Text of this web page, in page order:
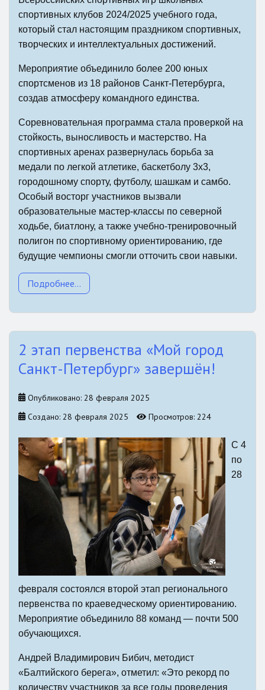
спортивных клубов 2024/2025 учебного года,
который стал настоящим праздником спортивных,
творческих и интеллектуальных достижений.
Мероприятие объединило более 200 юных
спортсменов из 18 районов Санкт-Петербурга,
создав атмосферу командного единства.
Соревновательная программа стала проверкой на
стойкость, выносливость и мастерство. На
спортивных аренах развернулась борьба за
медали по легкой атлетике, баскетболу 3х3,
городошному спорту, футболу, шашкам и самбо.
Особый восторг участников вызвали
образовательные мастер-классы по северной
ходьбе, биатлону, а также учебно-тренировочный
полигон по спортивному ориентированию, где
будущие чемпионы смогли отточить свои навыки.
Подробнее...
2 этап первенства «Мой город
Санкт-Петербург» завершён!
Опубликовано: 28 февраля 2025
Создано: 28 февраля 2025
Просмотров: 224
С 4
по
28
февраля состоялся второй этап регионального
первенства по краеведческому ориентированию.
Мероприятие объединило 88 команд — почти 500
обучающихся.
Андрей Владимирович Бибич, методист
«Балтийского берега», отметил: «Это рекорд по
количеству участников за все годы проведения